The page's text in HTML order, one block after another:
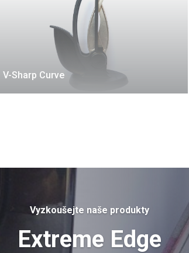
V-Sharp Curve
Vyzkoušejte naše produkty
Extreme Edge